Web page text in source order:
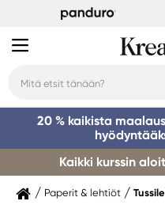
20 % kaikista
Kaikki kurssin
Paperit & lehtiöt